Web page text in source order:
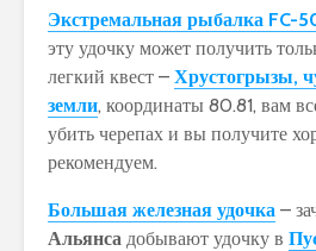
Экстремальная рыбалка FC-
эту удочку может получить
легкий квест – Хрустогрызы,
земли, координаты 80.81, вам
убить черепах и вы получите
рекомендуем.
Большая железная удочка –
Альянса добывают удочку в